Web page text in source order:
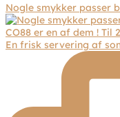
Nogle smykker passer
En frisk servering af